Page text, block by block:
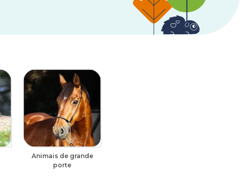
Animais de grande
porte